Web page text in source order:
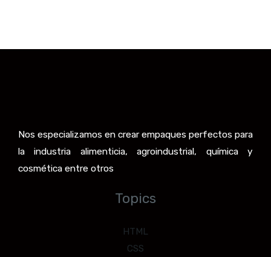
Nos especializamos en crear empaques perfectos para
la industria alimenticia, agroindustrial, química y
cosmética entre otros
Topics
HTML
CSS